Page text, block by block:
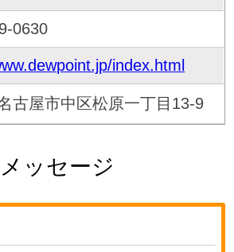
0630
index.html
古屋市中区松原一丁目13-9
ッセージ